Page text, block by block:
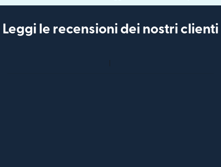
Leggi le recensioni dei nostri clienti